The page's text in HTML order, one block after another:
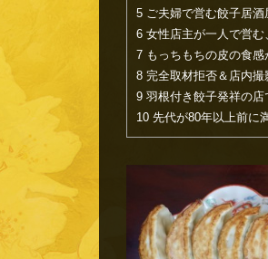
5ご夫婦で営む餃子居酒
6女性店主が一人で営む
7もっちもちの皮の食感
8完全取材拒否＆店内撮
9羽根付き餃子発祥の店
10先代が80年以上前に